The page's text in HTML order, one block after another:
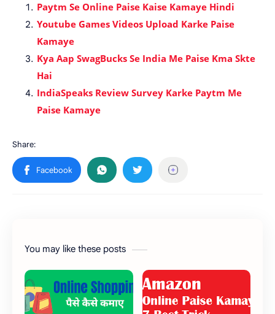
Paytm Se Online Paise Kaise Kamaye Hindi
Youtube Games Videos Upload Karke Paise
Kamaye
Kya Aap SwagBucks Se India Me Paise Kma Skte
Hai
IndiaSpeaks Review Survey Karke Paytm Me
Paise Kamaye
You may like these posts